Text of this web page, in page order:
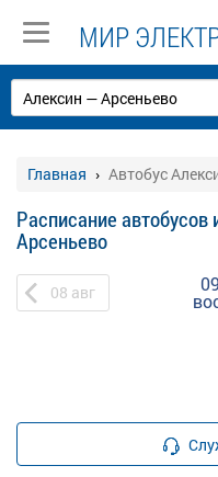
МИР
Главная Автобус
Расписание
Арсеньево
08 авг